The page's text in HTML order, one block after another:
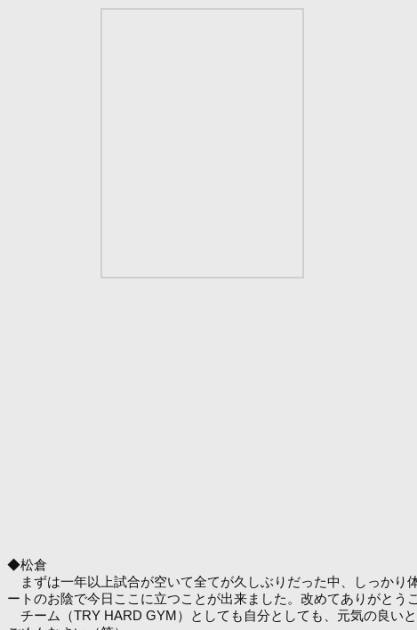
◆松倉
まずは一年以上試合が空いて全てが久しぶりだった中、しっかり
ートのお陰で今日ここに立つことが出来ました。改めてありがとう
チーム（TRY HARD GYM）としても自分としても、元気の良い